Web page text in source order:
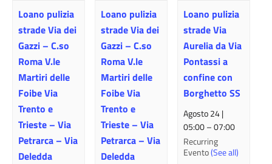
Loano pulizia
strade Via dei
Gazzi – C.so
Roma V.le
Martiri delle
Foibe Via
Trento e
Trieste – Via
Petrarca – Via
Deledda
Loano pulizia
strade Via dei
Gazzi – C.so
Roma V.le
Martiri delle
Foibe Via
Trento e
Trieste – Via
Petrarca – Via
Deledda
Loano pulizia
strade Via
Aurelia da Via
Pontassi a
confine con
Borghetto SS
Agosto 24 |
05:00–07:00
Recurring
Evento(See all)